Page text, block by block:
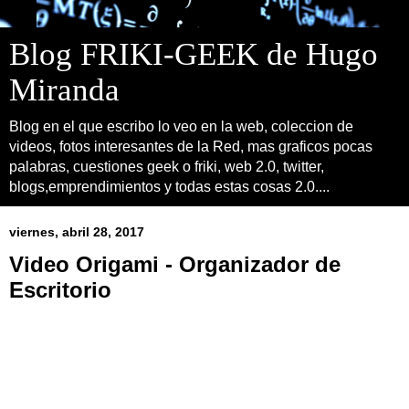
Blog FRIKI-GEEK de Hugo
Miranda
Blog en el que escribo lo veo en la web, coleccion de
videos, fotos interesantes de la Red, mas graficos pocas
palabras, cuestiones geek o friki, web 2.0, twitter,
blogs,emprendimientos y todas estas cosas 2.0....
viernes, abril 28, 2017
Video Origami - Organizador de
Escritorio